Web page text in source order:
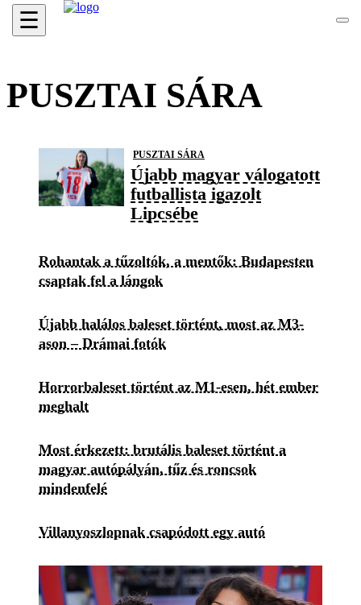
☰
PUSZTAI SÁRA
PUSZTAI SÁRA
Újabb magyar válogatott
futballista igazolt
Lipcsébe
Rohantak a tűzoltók, a mentők: Budapesten
csaptak fel a lángok
Újabb halálos baleset történt, most az M3-
ason – Drámai fotók
Horrorbaleset történt az M1-esen, hét ember
meghalt
Most érkezett: brutális baleset történt a
magyar autópályán, tűz és roncsok
mindenfelé
Villanyoszlopnak csapódott egy autó